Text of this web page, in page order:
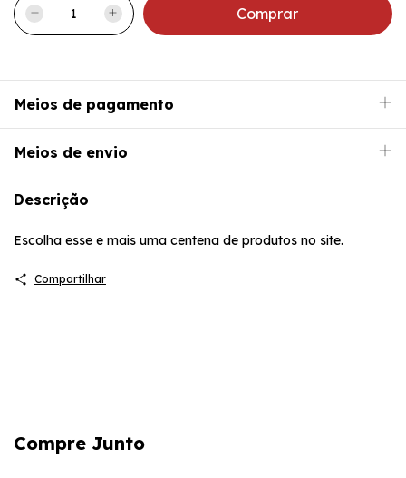
Meios de pagamento
Meios de envio
Descrição
Escolha esse e mais uma centena de produtos no site.
Compartilhar
Compre Junto